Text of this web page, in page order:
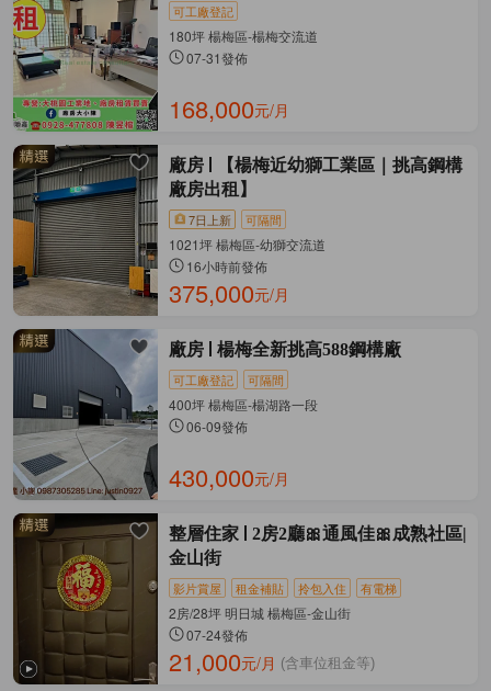
可工廠登記
180坪 楊梅區-楊梅交流道
07-31發佈
168,000元/月
廠房
【楊梅近幼獅工業區｜挑高鋼構
廠房出租】
7日上新 可隔間
1021坪 楊梅區-幼獅交流道
16小時前發佈
375,000元/月
廠房 楊梅全新挑高588鋼構廠
可工廠登記 可隔間
400坪 楊梅區-楊湖路一段
06-09發佈
430,000元/月
整層住家
2房2廳🎀通風佳🎀成熟社區|
金山街
影片賞屋 租金補貼 拎包入住 有電梯
2房/28坪 明日城 楊梅區-金山街
07-24發佈
21,000元/月 (含車位租金等)